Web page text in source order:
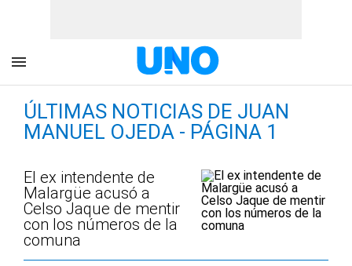
ÚLTIMAS NOTICIAS DE JUAN
MANUEL OJEDA - PÁGINA 1
El ex intendente de
Malargüe acusó a
Celso Jaque de mentir
con los números de la
comuna